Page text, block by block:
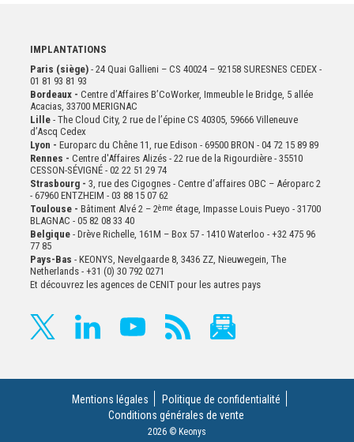
IMPLANTATIONS
Paris (siège) - 24 Quai Gallieni – CS 40024 – 92158 SURESNES CEDEX -
01 81 93 81 93
Bordeaux - Centre d’Affaires B’CoWorker, Immeuble le Bridge, 5 allée
Acacias, 33700 MERIGNAC
Lille- The Cloud City, 2 rue de l’épine CS 40305, 59666 Villeneuve
d’Ascq Cedex
Lyon - Europarc du Chêne 11, rue Edison - 69500 BRON - 04 72 15 89 89
Rennes - Centre d'Affaires Alizés - 22 rue de la Rigourdière - 35510
CESSON-SÉVIGNÉ - 02 22 51 29 74
Strasbourg - 3, rue des Cigognes - Centre d’affaires OBC – Aéroparc 2
- 67960 ENTZHEIM - 03 88 15 07 62
Toulouse - Bâtiment Alvé 2 – 2ème étage, Impasse Louis Pueyo - 31700
BLAGNAC - 05 82 08 33 40
Belgique- Drève Richelle, 161M – Box 57 - 1410 Waterloo - +32 475 96
77 85
Pays-Bas - KEONYS, Nevelgaarde 8, 3436 ZZ, Nieuwegein, The
Netherlands - +31 (0) 30 792 0271
Et découvrez les agences de CENIT pour les autres pays
Mentions légales
Politique de confidentialité
Conditions générales de vente
2026 © Keonys